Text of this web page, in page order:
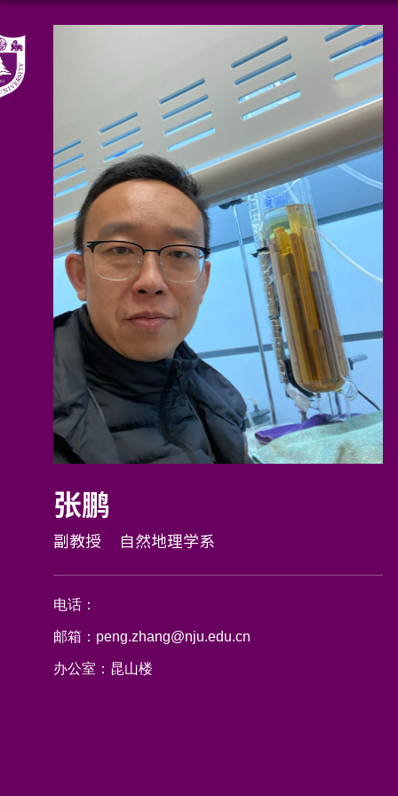
张鹏
副教授 自然地理学系
电话：
邮箱： peng.zhang@nju.edu.cn
办公室： 昆山楼